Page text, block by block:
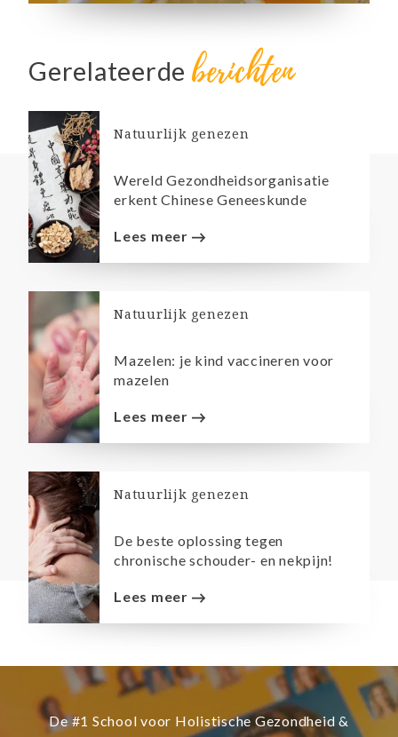
Gerelateerde berichten
Natuurlijk genezen
Wereld Gezondheidsorganisatie
erkent Chinese Geneeskunde
Lees meer
Natuurlijk genezen
Mazelen: je kind vaccineren voor
mazelen
Lees meer
Natuurlijk genezen
De beste oplossing tegen
chronische schouder- en nekpijn!
Lees meer
De #1 School voor Holistische Gezondheid &